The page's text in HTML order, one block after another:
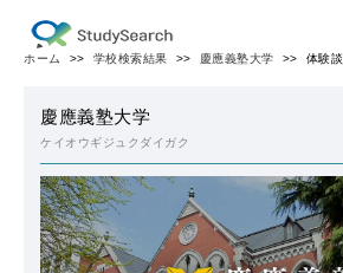
ホーム 学校検索結果 慶應義塾大学 体験談
慶應義塾大学
ケイオウギジュクダイガク